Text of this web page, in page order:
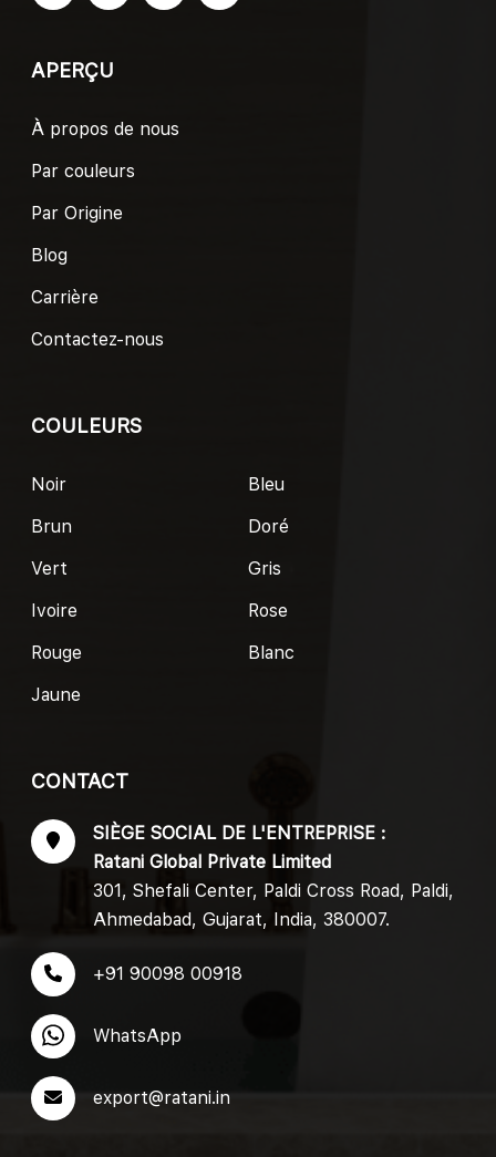
APERÇU
À propos de nous
Par couleurs
Par Origine
Blog
Carrière
Contactez-nous
COULEURS
Noir
Bleu
Brun
Doré
Vert
Gris
Ivoire
Rose
Rouge
Blanc
Jaune
CONTACT
SIÈGE SOCIAL DE L'ENTREPRISE :
Ratani Global Private Limited
301, Shefali Center, Paldi Cross Road, Paldi,
Ahmedabad, Gujarat, India, 380007.
+91 90098 00918
WhatsApp
export@ratani.in